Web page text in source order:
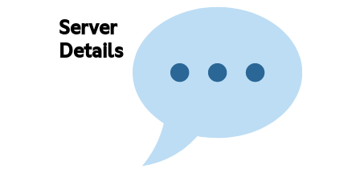
Server
Details